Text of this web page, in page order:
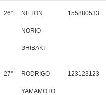
26° NILTON
NORIO
SHIBAKI
155880533
27° RODRIGO
YAMAMOTO
123123123